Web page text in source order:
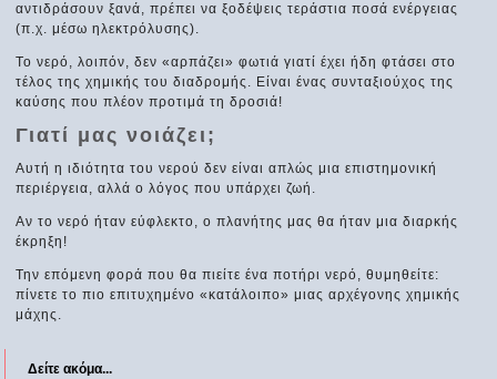
αντιδράσουν ξανά, πρέπει να ξοδέψεις τεράστια ποσά ενέργειας
(π.χ. μέσω ηλεκτρόλυσης).
Το νερό, λοιπόν, δεν «αρπάζει» φωτιά γιατί έχει ήδη φτάσει στο
τέλος της χημικής του διαδρομής. Είναι ένας συνταξιούχος της
καύσης που πλέον προτιμά τη δροσιά!
Γιατί μας νοιάζει;
Αυτή η ιδιότητα του νερού δεν είναι απλώς μια επιστημονική
περιέργεια, αλλά ο λόγος που υπάρχει ζωή.
Αν το νερό ήταν εύφλεκτο, ο πλανήτης μας θα ήταν μια διαρκής
έκρηξη!
Την επόμενη φορά που θα πιείτε ένα ποτήρι νερό, θυμηθείτε:
πίνετε το πιο επιτυχημένο «κατάλοιπο» μιας αρχέγονης χημικής
μάχης.
Δείτε ακόμα...